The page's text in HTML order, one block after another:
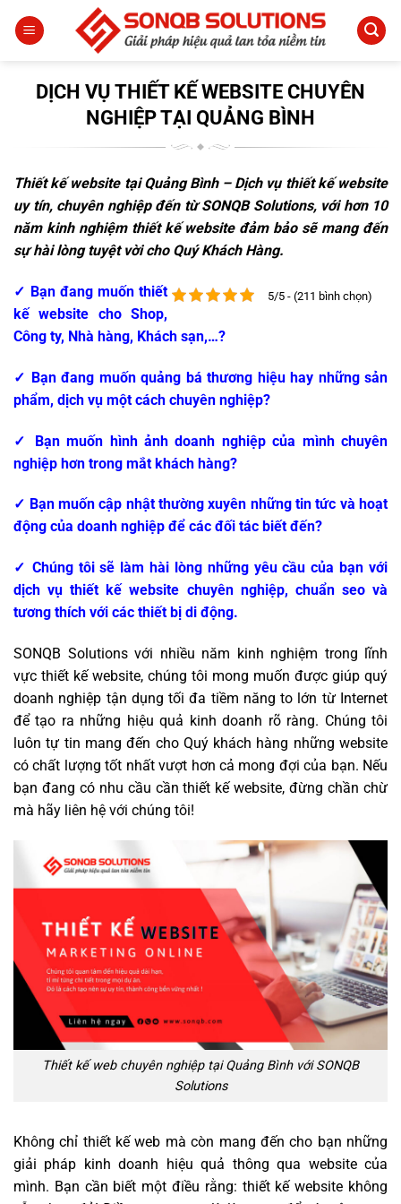
qua
DỊCH VỤ THIẾT KẾ WEBSITE CHUYÊN
NGHIỆP TẠI QUẢNG BÌNH
Thiết kế website tại Quảng Bình – Dịch vụ thiết kế website
uy tín, chuyên nghiệp đến từ SONQB Solutions, với hơn 10
năm kinh nghiệm thiết kế website đảm bảo sẽ mang đến
sự hài lòng tuyệt vời cho Quý Khách Hàng.
5/5 - (211 bình chọn)
✓ Bạn đang muốn thiết
kế website cho Shop,
Công ty, Nhà hàng, Khách sạn,…?
✓ Bạn đang muốn quảng bá thương hiệu hay những sản
phẩm, dịch vụ một cách chuyên nghiệp?
✓ Bạn muốn hình ảnh doanh nghiệp của mình chuyên
nghiệp hơn trong mắt khách hàng?
✓ Bạn muốn cập nhật thường xuyên những tin tức và hoạt
động của doanh nghiệp để các đối tác biết đến?
✓ Chúng tôi sẽ làm hài lòng những yêu cầu của bạn với
dịch vụ thiết kế website chuyên nghiệp, chuẩn seo và
tương thích với các thiết bị di động.
SONQB Solutions với nhiều năm kinh nghiệm trong lĩnh
vực thiết kế website, chúng tôi mong muốn được giúp quý
doanh nghiệp tận dụng tối đa tiềm năng to lớn từ Internet
để tạo ra những hiệu quả kinh doanh rõ ràng. Chúng tôi
luôn tự tin mang đến cho Quý khách hàng những website
có chất lượng tốt nhất vượt hơn cả mong đợi của bạn. Nếu
bạn đang có nhu cầu cần thiết kế website, đừng chần chừ
mà hãy liên hệ với chúng tôi!
Thiết kế web chuyên nghiệp tại Quảng Bình với SONQB
Solutions
Không chỉ thiết kế web mà còn mang đến cho bạn những
giải pháp kinh doanh hiệu quả thông qua website của
mình. Bạn cần biết một điều rằng: thiết kế website không